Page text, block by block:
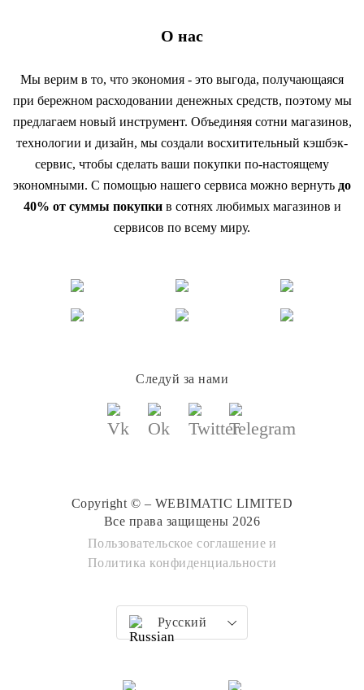
О нас
Мы верим в то, что экономия - это выгода, получающаяся
при бережном расходовании денежных средств, поэтому мы
предлагаем новый инструмент. Объединяя сотни магазинов,
технологии и дизайн, мы создали восхитительный кэшбэк-
сервис, чтобы сделать ваши покупки по-настоящему
экономными. С помощью нашего сервиса можно вернуть до
40% от суммы покупкив сотнях любимых магазинов и
сервисов по всему миру.
Следуй за нами
Copyright © – WEBIMATIC LIMITED
Все права защищены 2026
Пользовательское соглашение и
Политика конфиденциальности
Русский